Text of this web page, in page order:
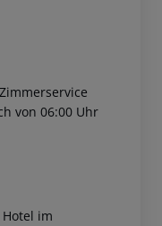
von 06:00 Uhr
im